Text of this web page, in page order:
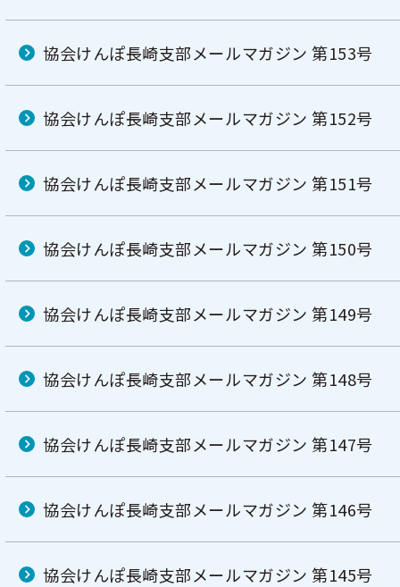
協会けんぽ長崎支部メールマガジン 第153号
協会けんぽ長崎支部メールマガジン 第152号
協会けんぽ長崎支部メールマガジン 第151号
協会けんぽ長崎支部メールマガジン 第150号
協会けんぽ長崎支部メールマガジン 第149号
協会けんぽ長崎支部メールマガジン 第148号
協会けんぽ長崎支部メールマガジン 第147号
協会けんぽ長崎支部メールマガジン 第146号
協会けんぽ長崎支部メールマガジン 第145号